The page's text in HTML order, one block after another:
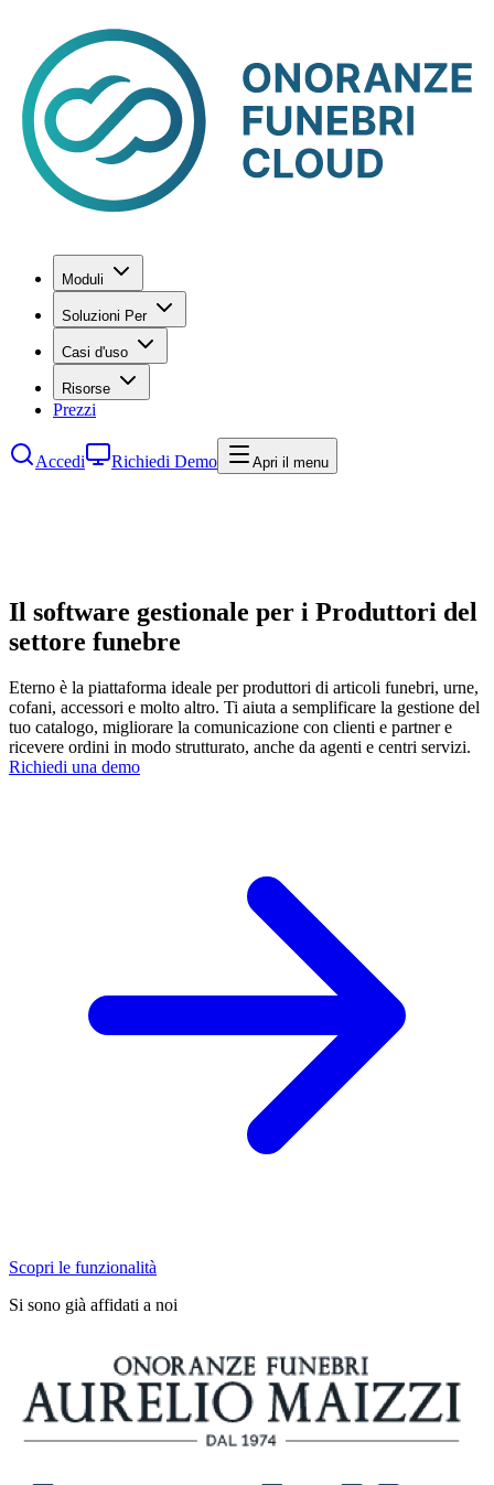
Moduli
Soluzioni Per
Casi d'uso
Risorse
Prezzi
Accedi Richiedi Demo Apri il menu
Il software gestionale per i Produttori del
settore funebre
Eterno è la piattaforma ideale per produttori di articoli funebri, urne,
cofani, accessori e molto altro. Ti aiuta a semplificare la gestione del
tuo catalogo, migliorare la comunicazione con clienti e partner e
ricevere ordini in modo strutturato, anche da agenti e centri servizi.
Richiedi una demo
Scopri le funzionalità
Si sono già affidati a noi